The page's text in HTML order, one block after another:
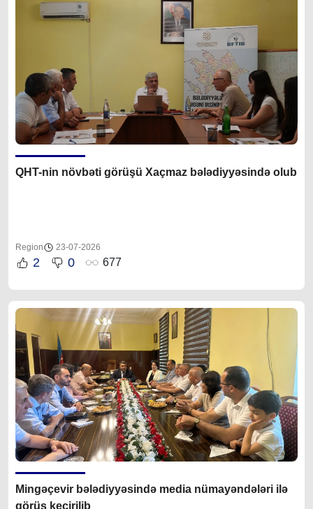
QHT-nin növbəti görüşü Xaçmaz bələdiyyəsində olub
Region 23-07-2026
2 0 677
Mingəçevir bələdiyyəsində media nümayəndələri ilə
görüş keçirilib